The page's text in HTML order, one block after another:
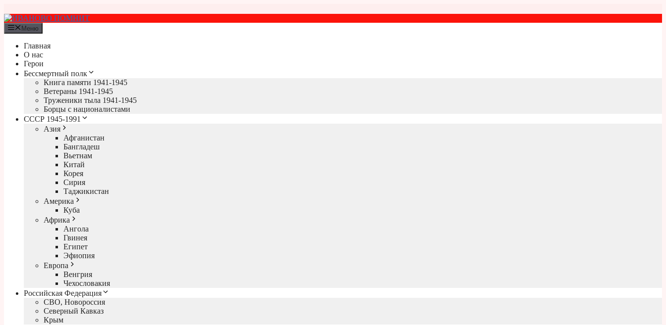
к
содержимому
Меню
Главная
О нас
Герои
Бессмертный полк
Книга памяти 1941-1945
Ветераны 1941-1945
Труженики тыла 1941-1945
Борцы с националистами
СССР 1945-1991
Азия
Афганистан
Бангладеш
Вьетнам
Китай
Корея
Сирия
Таджикистан
Америка
Куба
Африка
Ангола
Гвинея
Египет
Эфиопия
Европа
Венгрия
Чехословакия
Российская Федерация
СВО, Новороссия
Северный Кавказ
Крым